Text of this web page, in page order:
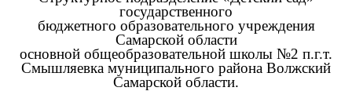
государственного
бюджетного образовательного учреждения
Самарской области
основной общеобразовательной школы №2 п.г.т.
Смышляевка муниципального района Волжский
Самарской области.